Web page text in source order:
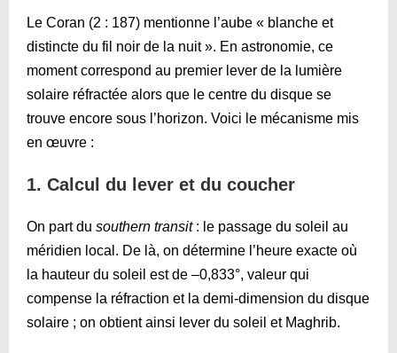
Le Coran (2 : 187) mentionne l’aube « blanche et
distincte du fil noir de la nuit ». En astronomie, ce
moment correspond au premier lever de la lumière
solaire réfractée alors que le centre du disque se
trouve encore sous l’horizon. Voici le mécanisme mis
en œuvre :
1. Calcul du lever et du coucher
On part du southern transit: le passage du soleil au
méridien local. De là, on détermine l’heure exacte où
la hauteur du soleil est de –0,833°, valeur qui
compense la réfraction et la demi-dimension du disque
solaire ; on obtient ainsi lever du soleil et Maghrib.